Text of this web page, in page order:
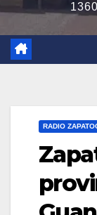
RADIO